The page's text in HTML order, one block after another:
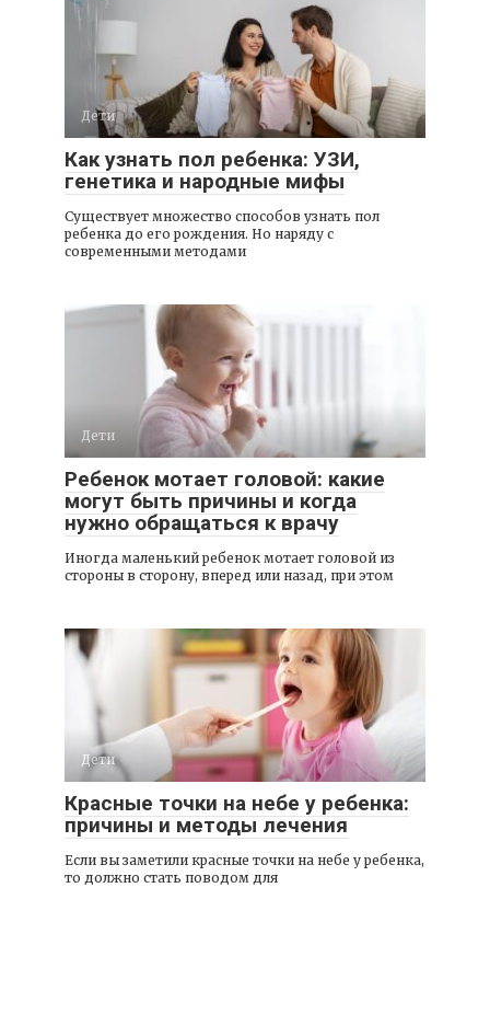
Дети
Как узнать пол ребенка: УЗИ,
генетика и народные мифы
Существует множество способов узнать пол
ребенка до его рождения. Но наряду с
современными методами
Дети
Ребенок мотает головой: какие
могут быть причины и когда
нужно обращаться к врачу
Иногда маленький ребенок мотает головой из
стороны в сторону, вперед или назад, при этом
Дети
Красные точки на небе у ребенка:
причины и методы лечения
Если вы заметили красные точки на небе у ребенка,
то должно стать поводом для